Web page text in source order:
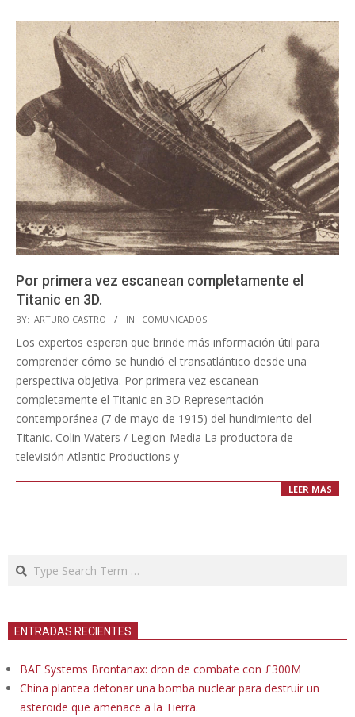
Por primera vez escanean completamente el
Titanic en 3D.
2023-
05-
BY: ARTURO CASTRO IN: COMUNICADOS
Los expertos esperan que brinde más información útil para
comprender cómo se hundió el transatlántico desde una
perspectiva objetiva. Por primera vez escanean
completamente el Titanic en 3D Representación
contemporánea (7 de mayo de 1915) del hundimiento del
Titanic. Colin Waters / Legion-Media La productora de
televisión Atlantic Productions y
LEER MÁS
Search
ENTRADAS RECIENTES
BAE Systems Brontanax: dron de combate con £300M
China plantea detonar una bomba nuclear para destruir un
asteroide que amenace a la Tierra.